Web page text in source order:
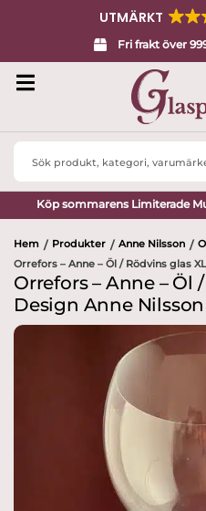
UTMÄRKT
Fri frakt över
Search
Köp sommarens Limiterade
Hem / Produkter / Anne Nilsson /
Orrefors – Anne – Öl / Rödvins glas
Orrefors – Anne – Öl
Design Anne Nilsson